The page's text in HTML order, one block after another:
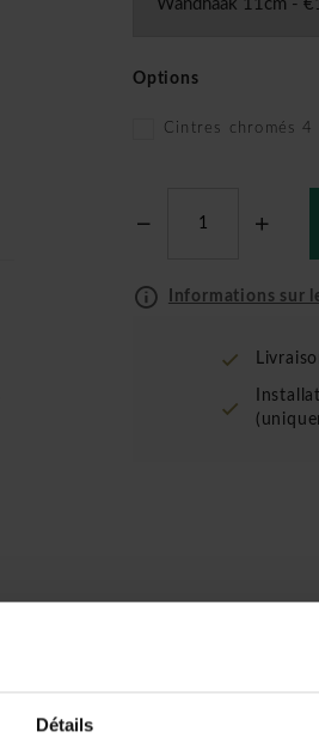
Détails
Options
Cintres chromés
Informations sur